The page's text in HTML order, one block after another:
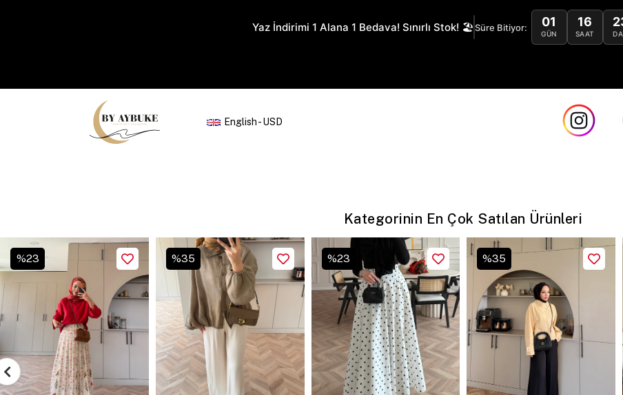
Yaz İndirimi 1 Alana 1 Bedava! Sınırlı Stok! 🏖️Süre Bitiyor: 01
GÜN
16
SAAT
Safe and Fast
English - USD
Kategorinin En Çok Satılan Ürünleri
%35 %23 %35 %62